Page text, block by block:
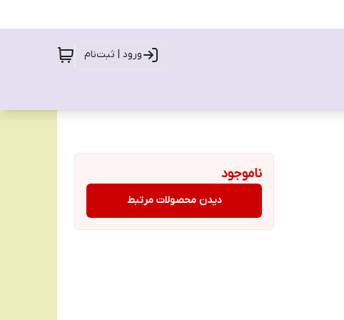
ورود | ثبت‌نام
ناموجود
دیدن محصولات مرتبط